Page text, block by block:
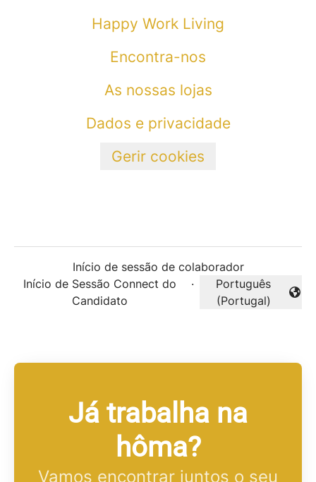
Happy Work Living
Encontra-nos
As nossas lojas
Dados e privacidade
Gerir cookies
Início de sessão de colaborador
Início de Sessão Connect do
Candidato
·
Alterar idioma
Português
(Portugal)
Já trabalha na
hôma?
Vamos encontrar juntos o seu